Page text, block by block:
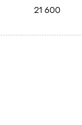
21 600